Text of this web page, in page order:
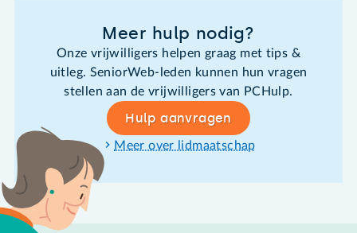
Meer hulp nodig?
Onze vrijwilligers helpen graag met tips &
uitleg. SeniorWeb-leden kunnen hun vragen
stellen aan de vrijwilligers van PCHulp.
Hulp aanvragen
Meer over lidmaatschap